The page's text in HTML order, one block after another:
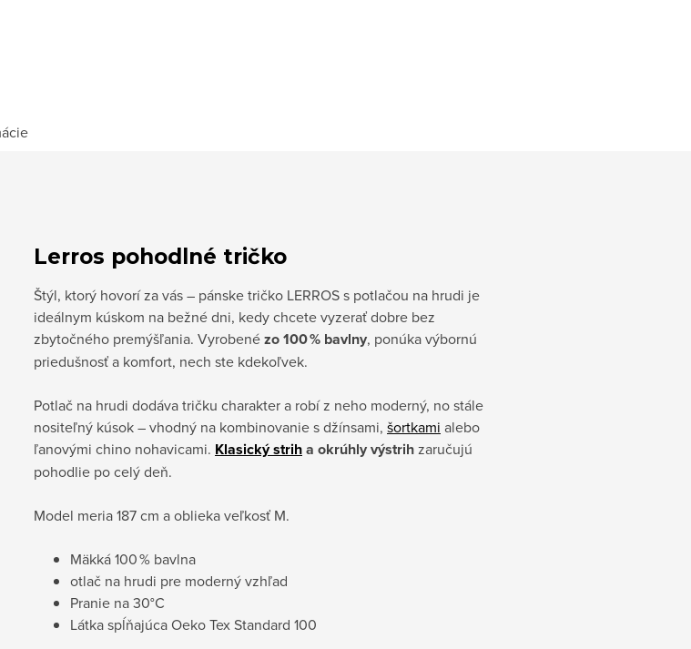
Lerros pohodlné tričko
Štýl, ktorý hovorí za vás – pánske tričko LERROS s potlačou na hrudi je
ideálnym kúskom na bežné dni, kedy chcete vyzerať dobre bez
zbytočného premýšľania. Vyrobenézo 100 % bavlny, ponúka výbornú
priedušnosť a komfort, nech ste kdekoľvek.
Potlač na hrudi dodáva tričku charakter a robí z neho moderný, no stále
nositeľný kúsok – vhodný na kombinovanie s džínsami, šortkami alebo
ľanovými chino nohavicami. Klasický striha okrúhly výstrihzaručujú
pohodlie po celý deň.
Model meria 187 cm a oblieka veľkosť M.
Mäkká 100 % bavlna
otlač na hrudi pre moderný vzhľad
Pranie na30°C
Látka spĺňajúca Oeko Tex Standard 100